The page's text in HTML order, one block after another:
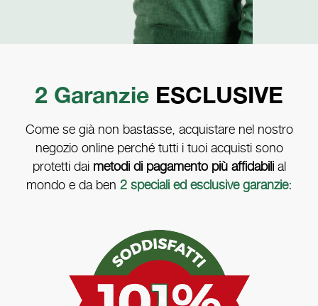
2 Garanzie ESCLUSIVE
Come se già non bastasse, acquistare nel nostro
negozio online perché tutti i tuoi acquisti sono
protetti dai metodi di pagamento più affidabilial
mondo e da ben 2 speciali ed esclusive garanzie: